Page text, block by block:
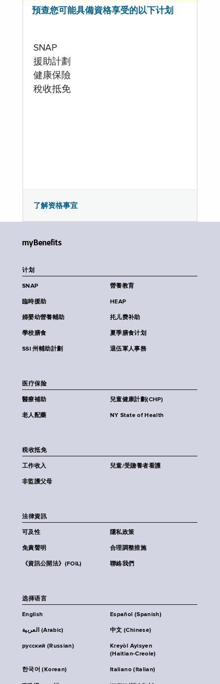
預查您可能具備資格享受的以下计划
SNAP
援助計劃
健康保險
稅收抵免
了解资格事宜
myBenefits
计划
SNAP 營養教育
臨時援助 HEAP
婦嬰幼營養輔助 扥儿费补助
學校膳食 夏季膳食计划
SSI 州輔助計劃 退伍軍人事務
医疗保险
醫療補助 兒童健康計劃(CHP)
老人配藥 NY State of Health
税收抵免
工作收入 兒童/受贍養者看護
非監護父母
法律資訊
可及性 隱私政策
免責聲明 合理調整措施
《資訊公開法》(FOIL) 聯絡我們
选择语言
English Español (Spanish)
العربية (Arabic) 中文 (Chinese)
русский (Russian)
Kreyòl Ayisyen
(Haitian-Creole)
한국어 (Korean) Italiano (Italian)